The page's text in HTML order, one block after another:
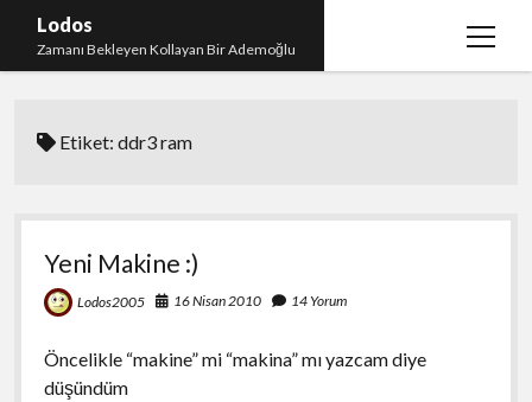
Lodos
Zamanı Bekleyen Kollayan Bir Ademoğlu
menüyü
test
Etiket:ddr3 ram
Yeni Makine :)
Lodos2005 16 Nisan 2010 14 Yorum
Öncelikle “makine” mi “makina” mı yazcam diye
düşündüm